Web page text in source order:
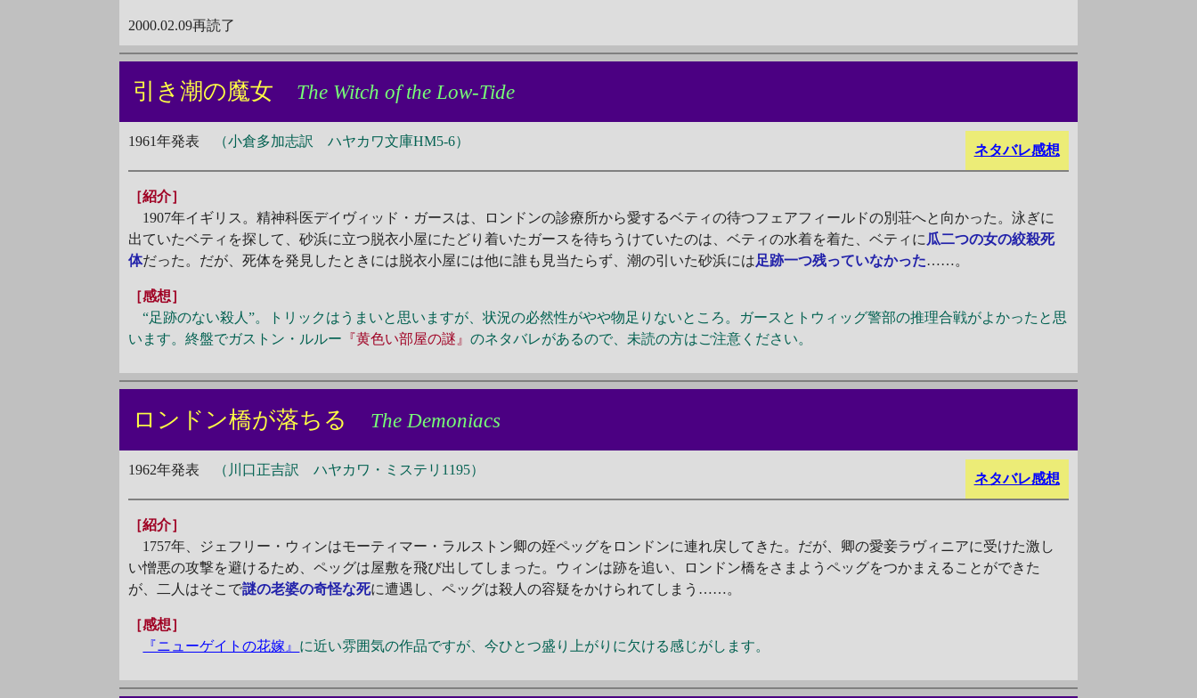
2000.02.09再読了
引き潮の魔女 The Witch of the Low-Tide
ネタバレ感想
1961年発表 （小倉多加志訳 ハヤカワ文庫HM5-6）
［紹介］
1907年イギリス。精神科医デイヴィッド・ガースは、ロンドンの診療所から愛するベティの待つフェアフィールドの別荘へと向かった。泳ぎに
出ていたベティを探して、砂浜に立つ脱衣小屋にたどり着いたガースを待ちうけていたのは、ベティの水着を着た、ベティに瓜二つの女の絞殺死
体だった。だが、死体を発見したときには脱衣小屋には他に誰も見当たらず、潮の引いた砂浜には足跡一つ残っていなかった……。
［感想］
“足跡のない殺人”。トリックはうまいと思いますが、状況の必然性がやや物足りないところ。ガースとトウィッグ警部の推理合戦がよかったと思
います。終盤でガストン・ルルー 『黄色い部屋の謎』のネタバレがあるので、未読の方はご注意ください。
ロンドン橋が落ちる The Demoniacs
ネタバレ感想
1962年発表 （川口正吉訳 ハヤカワ・ミステリ1195）
［紹介］
1757年、ジェフリー・ウィンはモーティマー・ラルストン卿の姪ペッグをロンドンに連れ戻してきた。だが、卿の愛妾ラヴィニアに受けた激し
い憎悪の攻撃を避けるため、ペッグは屋敷を飛び出してしまった。ウィンは跡を追い、ロンドン橋をさまようペッグをつかまえることができた
が、二人はそこで謎の老婆の奇怪な死に遭遇し、ペッグは殺人の容疑をかけられてしまう……。
［感想］
『ニューゲイトの花嫁』 に近い雰囲気の作品ですが、今ひとつ盛り上がりに欠ける感じがします。